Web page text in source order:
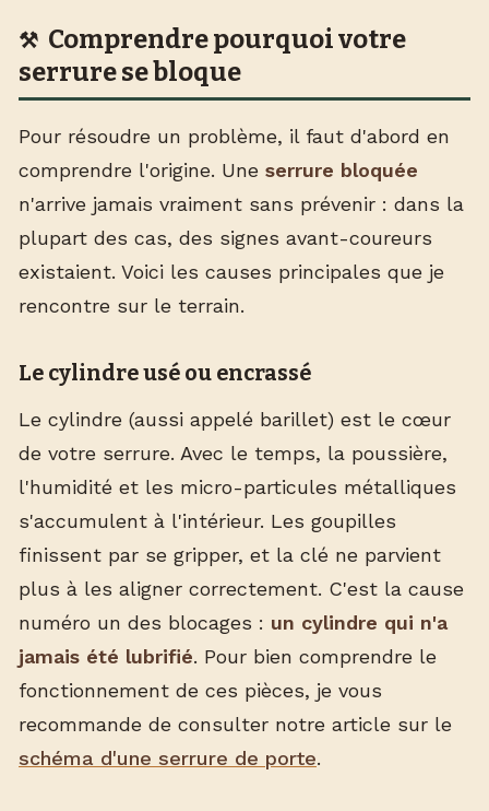
Comprendre pourquoi votre
serrure se bloque
Pour résoudre un problème, il faut d'abord en
comprendre l'origine. Une serrure bloquée
n'arrive jamais vraiment sans prévenir : dans la
plupart des cas, des signes avant-coureurs
existaient. Voici les causes principales que je
rencontre sur le terrain.
Le cylindre usé ou encrassé
Le cylindre (aussi appelé barillet) est le cœur
de votre serrure. Avec le temps, la poussière,
l'humidité et les micro-particules métalliques
s'accumulent à l'intérieur. Les goupilles
finissent par se gripper, et la clé ne parvient
plus à les aligner correctement. C'est la cause
numéro un des blocages : un cylindre qui n'a
jamais été lubrifié. Pour bien comprendre le
fonctionnement de ces pièces, je vous
recommande de consulter notre article sur le
schéma d'une serrure de porte.